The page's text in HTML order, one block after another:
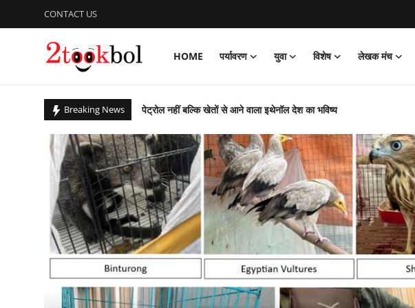
CONTACT US
HOME पर्यावरण युवा विशेष लेखक मंच
Breaking News
पेट्रोल नहीं बल्कि खेतों से आने वाला इथेनॉल देश का भविष्य
कचरे से कंचन: कूड़े के पहाड़ को बना दिया राप्ती ईको पार्क
बिहार उपचुनाव : पीके जीते, भाजपा, लालू यादव और नितीश कुमार हारे!
आजादी के 79 वर्ष के उपलक्ष्य में एनसीसी ने किया साइक्लोथॉन 2026 का आयोजन
पीएम ने ‘नशा मुक्त युवा फॉर विकसित भारत संकल्प अभियान’ की शुरुआत की
ग्लासगो कॉमनवेल्थ खेलों में भारत मुक्केबाजों ने लगाई सोने की झड़ी
संस्कार भारती, साहित्य विभाग की अवध प्रांत की प्रांतीय बैठक
गुरु पूर्णिमा : शिष्यों ने किया डॉ अजय का गुरुपूजन, रंगारंग समारोह
राष्ट्रीय शूटिंग में भास्कर नाथ पांडेय का शानदार प्रदर्शन